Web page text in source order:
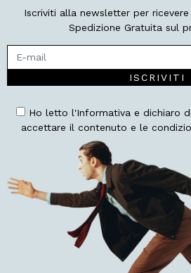
Iscriviti alla newsletter per
Spedizione Gratuita sul
ISCRIVITI
Ho letto l'Informativa e dichiaro
accettare il contenuto e le